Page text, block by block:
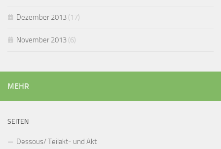
Dezember 2013 (17)
November 2013 (6)
MEHR
SEITEN
Dessous/ Teilakt- und Akt